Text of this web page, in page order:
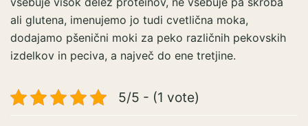
ali glutena, imenujemo jo tudi cvetlična moka,
dodajamo pšenični moki za peko različnih pekovskih
izdelkov in peciva, a največ do ene tretjine.
5/5 - (1 vote)